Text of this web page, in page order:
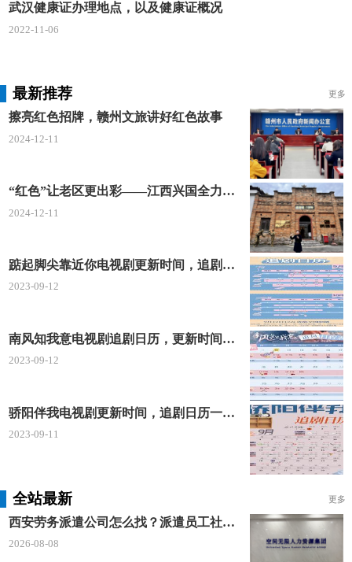
武汉健康证办理地点，以及健康证概况
2022-11-06
最新推荐 更多
擦亮红色招牌，赣州文旅讲好红色故事
2024-12-11
“红色”让老区更出彩——江西兴国全力打造红色文化传承发展创新示范区
2024-12-11
踮起脚尖靠近你电视剧更新时间，追剧日历及剧情简介
2023-09-12
南风知我意电视剧追剧日历，更新时间一览表
2023-09-12
骄阳伴我电视剧更新时间，追剧日历一览表
2023-09-11
全站最新 更多
西安劳务派遣公司怎么找？派遣员工社保如何合规缴？空间无限 23 年专业沉淀给出答案
2026-08-08